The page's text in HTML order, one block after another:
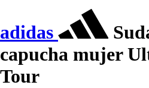
adidas
capucha mujer
Tour